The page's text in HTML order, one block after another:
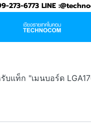
273-6773 LINE
บแท็ก "เมนบอร์ด